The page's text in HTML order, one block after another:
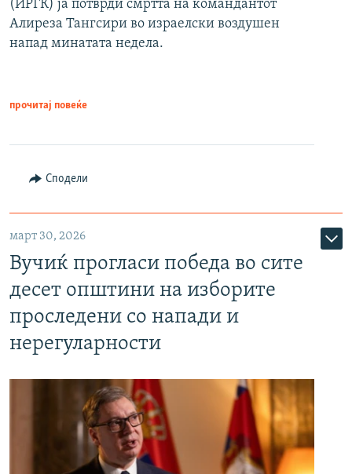
(ИРГК) ја потврди смртта на командантот
Алиреза Тангсири во израелски воздушен
напад минатата недела.
прочитај повеќе
Сподели
март 30, 2026
Вучиќ прогласи победа во сите
десет општини на изборите
проследени со напади и
нерегуларности